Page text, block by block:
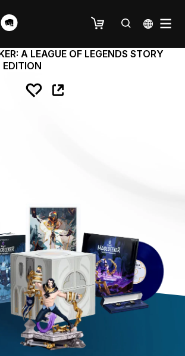
A LEAGUE OF LEGENDS STORY